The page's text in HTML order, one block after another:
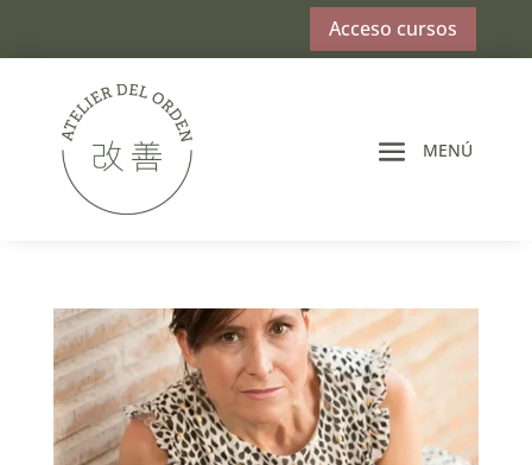
Acceso cursos